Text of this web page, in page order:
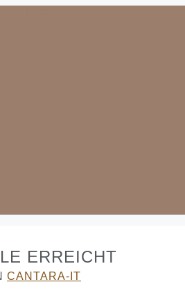
ERREICHT
CANTARA-IT